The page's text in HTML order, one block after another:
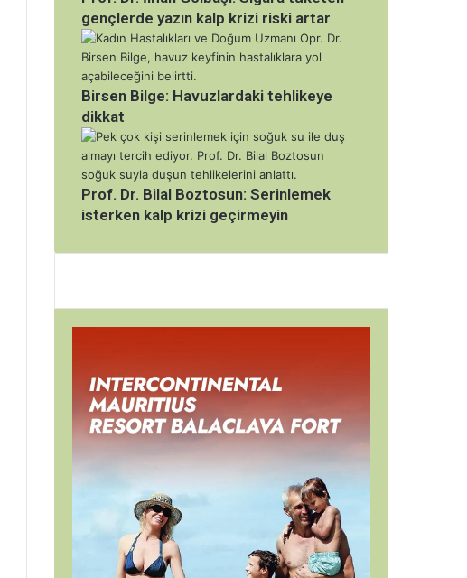
gençlerde yazın kalp krizi riski artar
Birsen Bilge: Havuzlardaki tehlikeye
dikkat
Prof. Dr. Bilal Boztosun: Serinlemek
isterken kalp krizi geçirmeyin